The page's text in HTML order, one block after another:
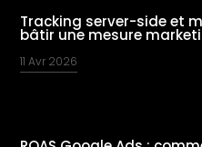
Tracking server-side et
bâtir une mesure
11 Avr 2026